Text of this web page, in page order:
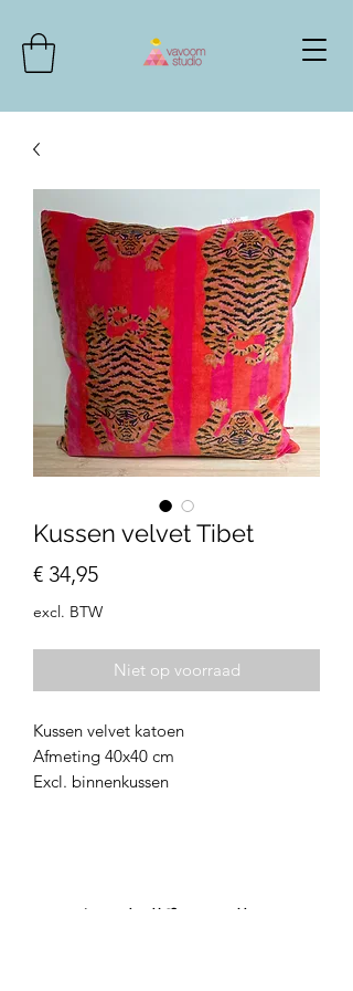
Kussen velvet Tibet
€ 34,95Prijs
excl. BTW
Niet op voorraad
Kussen velvet katoen
Afmeting 40x40 cm
Excl. binnenkussen
Inschrijfformulier